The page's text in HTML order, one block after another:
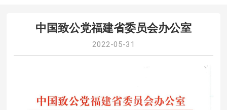
中国致公党福建省委员会办公室
2022-05-31